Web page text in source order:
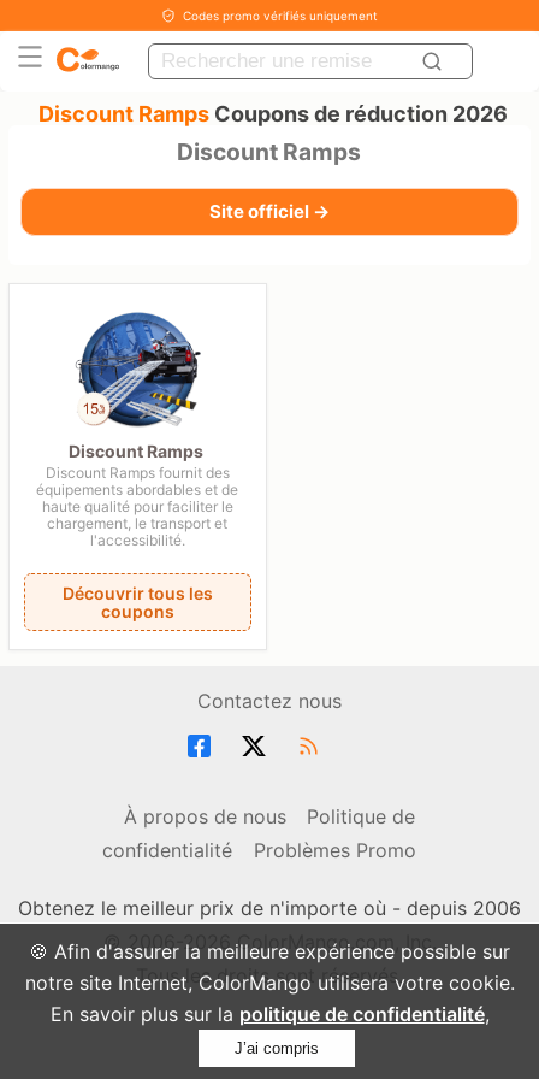
🍪 Afin d'assurer la meilleure expérience possible sur
notre site Internet, ColorMango utilisera votre cookie.
En savoir plus sur la politique de confidentialité,
J’ai compris
Codes promo vérifiés uniquement
Discount Ramps Coupons de réduction 2026
Discount Ramps
Site officiel →
Discount Ramps
Discount Ramps fournit des
équipements abordables et de
haute qualité pour faciliter le
chargement, le transport et
l'accessibilité.
Découvrir tous les
coupons
Contactez nous
À propos de nous
Politique de
confidentialité
Problèmes Promo
Obtenez le meilleur prix de n'importe où - depuis 2006
© 2006-2026 ColorMango.com, Inc.
Tous les droits sont réservés.